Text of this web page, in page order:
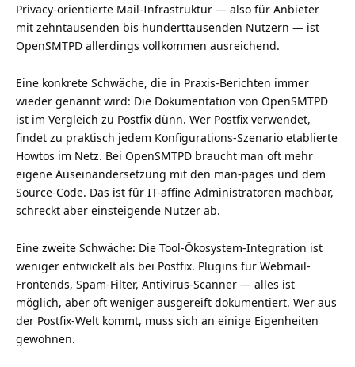
Privacy-orientierte Mail-Infrastruktur — also für Anbieter
mit zehntausenden bis hunderttausenden Nutzern — ist
OpenSMTPD allerdings vollkommen ausreichend.
Eine konkrete Schwäche, die in Praxis-Berichten immer
wieder genannt wird: Die Dokumentation von OpenSMTPD
ist im Vergleich zu Postfix dünn. Wer Postfix verwendet,
findet zu praktisch jedem Konfigurations-Szenario etablierte
Howtos im Netz. Bei OpenSMTPD braucht man oft mehr
eigene Auseinandersetzung mit den man-pages und dem
Source-Code. Das ist für IT-affine Administratoren machbar,
schreckt aber einsteigende Nutzer ab.
Eine zweite Schwäche: Die Tool-Ökosystem-Integration ist
weniger entwickelt als bei Postfix. Plugins für Webmail-
Frontends, Spam-Filter, Antivirus-Scanner — alles ist
möglich, aber oft weniger ausgereift dokumentiert. Wer aus
der Postfix-Welt kommt, muss sich an einige Eigenheiten
gewöhnen.